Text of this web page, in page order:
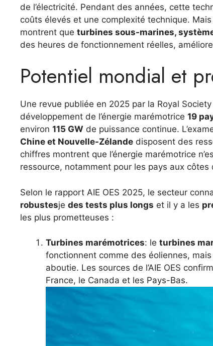
de l’électricité. Pendant des années, cette
coûts élevés et une complexité technique.
montrent que turbines sous-marines,
des heures de fonctionnement réelles,
Potentiel mondial et
Une revue publiée en 2025 par la Royal
développement de l’énergie marémotrice 19
environ 115 GW de puissance continue.
Chine et Nouvelle-Zélande disposent des
chiffres montrent que l’énergie marémotrice
ressource, notamment pour les pays aux
Selon le rapport AIE OES 2025, le secteur
robustesje des tests plus longs et il y a les
les plus prometteuses :
Turbines marémotrices: le turbines
fonctionnent comme des éoliennes,
aboutie. Les sources de l’AIE OES
France, le Canada et les Pays-Bas.